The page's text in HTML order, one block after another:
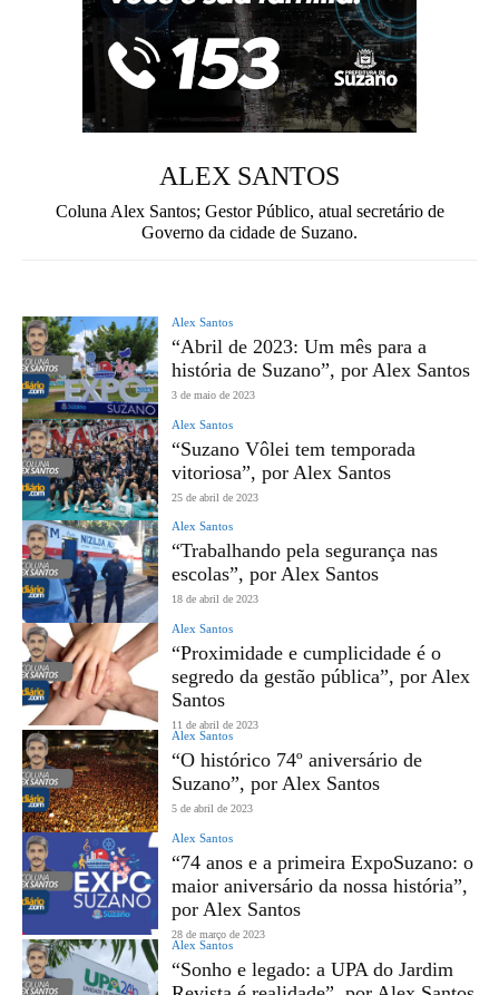
ALEX SANTOS
Coluna Alex Santos; Gestor Público, atual secretário de
Governo da cidade de Suzano.
Alex Santos
“Abril de 2023: Um mês para a
história de Suzano”, por Alex Santos
3 de maio de 2023
Alex Santos
“Suzano Vôlei tem temporada
vitoriosa”, por Alex Santos
25 de abril de 2023
Alex Santos
“Trabalhando pela segurança nas
escolas”, por Alex Santos
18 de abril de 2023
Alex Santos
“Proximidade e cumplicidade é o
segredo da gestão pública”, por Alex
Santos
11 de abril de 2023
Alex Santos
“O histórico 74º aniversário de
Suzano”, por Alex Santos
5 de abril de 2023
Alex Santos
“74 anos e a primeira ExpoSuzano: o
maior aniversário da nossa história”,
por Alex Santos
28 de março de 2023
Alex Santos
“Sonho e legado: a UPA do Jardim